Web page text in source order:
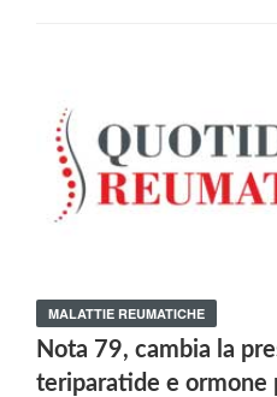
MALATTIE REUMATICHE
Nota 79, cambia la
teriparatide e ormone